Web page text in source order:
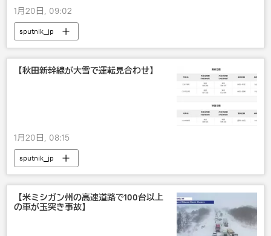
1月20日, 09:02
sputnik_jp
【秋田新幹線が大雪で運転見合わせ】
1月20日, 08:15
sputnik_jp
【米ミシガン州の高速道路で100台以上
の車が玉突き事故】